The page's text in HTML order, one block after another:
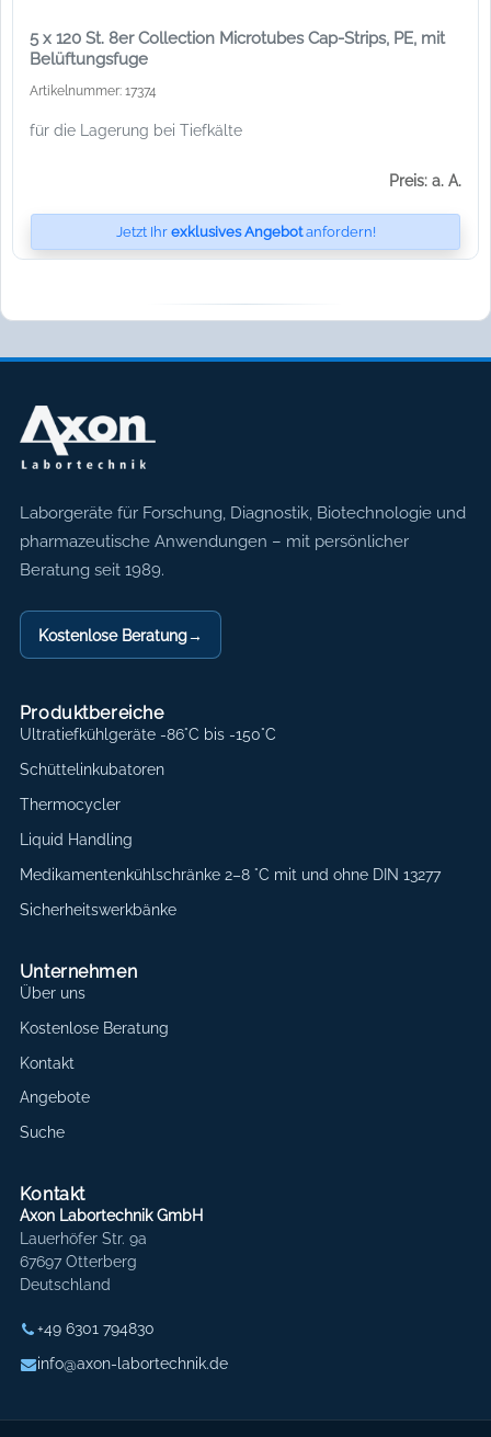
5 x 120 St. 8er Collection Microtubes Cap-Strips, PE, mit
Belüftungsfuge
Artikelnummer: 17374
für die Lagerung bei Tiefkälte
Preis: a. A.
Jetzt Ihr exklusives Angebotanfordern!
Axon Labortechnik
Laborgeräte für Forschung, Diagnostik, Biotechnologie und
pharmazeutische Anwendungen – mit persönlicher
Beratung seit 1989.
Kostenlose Beratung→
Produktbereiche
Ultratiefkühlgeräte -86°C bis -150°C
Schüttelinkubatoren
Thermocycler
Liquid Handling
Medikamentenkühlschränke 2–8 °C mit und ohne DIN 13277
Sicherheitswerkbänke
Unternehmen
Über uns
Kostenlose Beratung
Kontakt
Angebote
Suche
Kontakt
Axon Labortechnik GmbH
Lauerhöfer Str. 9a
67697 Otterberg
Deutschland
+49 6301 794830
info@axon-labortechnik.de